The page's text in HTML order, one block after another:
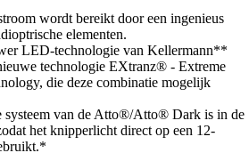
wordt bereikt door een ingenieus
elementen.
LED-technologie van Kellermann**
technologie EXtranz® - Extreme
die deze combinatie mogelijk
systeem van de Atto®/Atto® Dark is in de
het knipperlicht direct op een 12-